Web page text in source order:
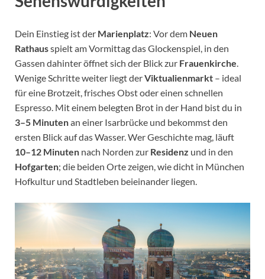
Dein Einstieg ist der Marienplatz: Vor dem Neuen
Rathausspielt am Vormittag das Glockenspiel, in den
Gassen dahinter öffnet sich der Blick zur Frauenkirche.
Wenige Schritte weiter liegt derViktualienmarkt – ideal
für eine Brotzeit, frisches Obst oder einen schnellen
Espresso. Mit einem belegten Brot in der Hand bist du in
3–5 Minutenan einer Isarbrücke und bekommst den
ersten Blick auf das Wasser. Wer Geschichte mag, läuft
10–12 Minuten nach Norden zur Residenz und in den
Hofgarten; die beiden Orte zeigen, wie dicht in München
Hofkultur und Stadtleben beieinander liegen.